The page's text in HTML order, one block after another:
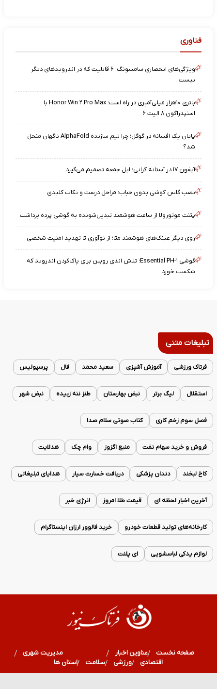
فناوری
ویژگی‌های انحصاری سامسونگ: ۶ قابلیت که در اندرویدهای دیگر
نیست
باتری ۱۰هزار میلی‌آمپری در راه است؛ Honor Win ۲ Pro Max با
اسنپدراگون ۸ الیت ۶
پایان یک افسانه در گوگل؛ چرا تیم سازنده AlphaFold ناگهان منحل
شد؟
آیفون ۱۷ در آستانه گرانی؛ اپل جمعه تصمیم می‌گیرد
نصب گلس گوشی بدون حباب؛ مراحل درست و نکات کلیدی
پتنت موتورولا از ساعت هوشمند تبدیل‌شونده به گوشی پرده برداشت
روی دیگر عینک‌های هوشمند متا؛ از نوآوری تا تهدید امنیت شخصی
گوشی Essential PH-۱؛ تلاش اندی روبین برای پاک‌کردن اندروید که
شکست خورد
تبلیغات متنی
فرتاک ورزشی آموزش آشپزی سعید محمد فال پرسپولیس
استقلال لیگ برتر نبض بهارستان طنز ننه زبیده نبض شهر
فصل سوم زخم کاری کتاب صوتی سلام صدا
فروش و خرید سهام نفت منبع اگزوز وام چک هدلایت
کاخ لبخند دندان پزشکی دریافت خسارت سیار هدایای تبلیغاتی
آخرین اخبار لحظه ای قیمت طلا امروز انرژی خبر
کارخانه‌های تولید قطعات خودرو خرید فالوور ارزان اینستاگرام
لوازم یدکی لباسشویی ای پلنت
صفحه نخست عناوین اخبار فرهنگ و هنر
مدیریت شهری
اقتصادی
ورزشی سلامت استان ها